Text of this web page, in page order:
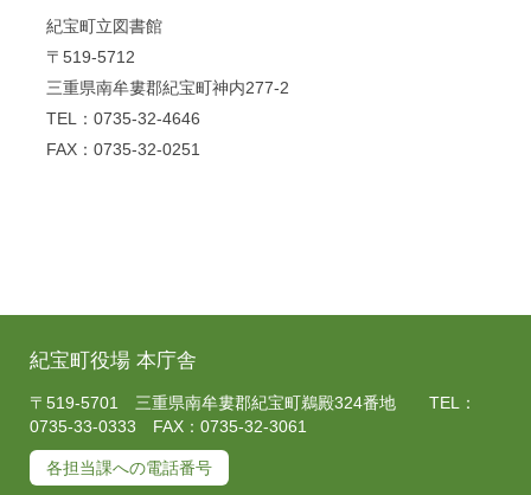
紀宝町立図書館
〒519-5712
三重県南牟婁郡紀宝町神内277-2
TEL：0735-32-4646
FAX：0735-32-0251
紀宝町役場 本庁舎
〒519-5701 三重県南牟婁郡紀宝町鵜殿324番地 TEL：
0735-33-0333 FAX：0735-32-3061
各担当課への電話番号